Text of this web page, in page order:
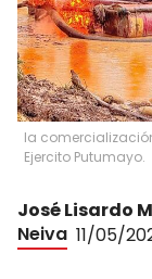
la
Ejercito Putumayo.
José Lisardo
Neiva 11/05/